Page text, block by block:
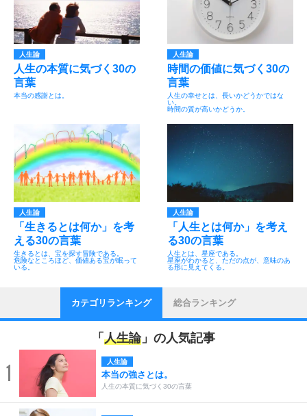
人生論
人生の本質に気づく30の
言葉
本当の感謝とは。
人生論
時間の価値に気づく30の
言葉
人生の幸せとは、長いかどうかではな
い。
時間の質が高いかどうか。
人生論
「生きるとは何か」を考
える30の言葉
生きるとは、宝を探す冒険である。
危険なところほど、価値ある宝が眠って
いる。
人生論
「人生とは何か」を考え
る30の言葉
人生とは、星座である。
星座がわかると、ただの点が、意味のあ
る形に見えてくる。
カテゴリランキング 総合ランキング
「 人生論」の人気記事
1 人生論
本当の強さとは。
人生の本質に気づく30の言葉